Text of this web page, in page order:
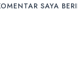
SAYA